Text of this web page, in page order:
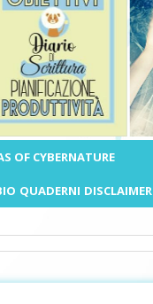
OF CYBERNATURE
QUADERNI DISCLAIMER